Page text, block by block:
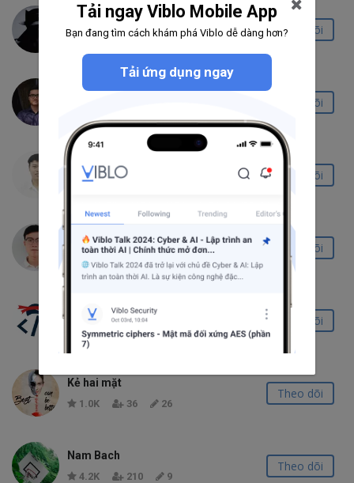
Nobody
3.6K 148 32
Theo dõi
Nguyen Ho Tien Dat
Theo dõi
Nguyễn Thành Minh
16.6K
Theo dõi
Đức Phúc
9.2K 341
Theo dõi
Ngo Thang
3.3K 151 18
Theo dõi
Kẻ hai mặt
1.0K 36 26
Theo dõi
Nam Bach
4.2K 210 9
Theo dõi
Tải ngay Viblo Mobile App
Bạn đang tìm cách khám phá Viblo dễ dàng hơn?
Tải ứng dụng ngay